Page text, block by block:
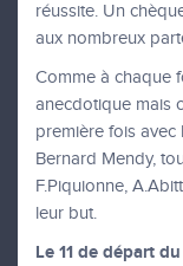
réussite. Un
aux nombreux
Comme à chaque
anecdotique mais
première fois avec
Bernard Mendy,
F.Piquionne,
leur but.
Le 11 de départ